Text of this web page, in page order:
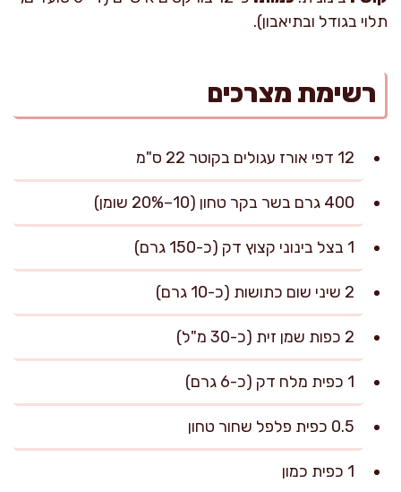
תלוי בגודל ובתיאבון).
רשימת מצרכים
12 דפי אורז עגולים בקוטר 22 ס"מ
400 גרם בשר בקר טחון (10–20% שומן)
1 בצל בינוני קצוץ דק (כ-150 גרם)
2 שיני שום כתושות (כ-10 גרם)
2 כפות שמן זית (כ-30 מ"ל)
1 כפית מלח דק (כ-6 גרם)
0.5 כפית פלפל שחור טחון
1 כפית כמון